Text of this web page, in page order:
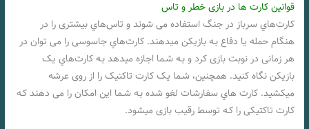
قوانین کارت ها در بازی خطر و تاس
کارت‌هاي‌ سرباز در جنگ استفاده می شوند و تاس‌هاي‌ بیشتری را در
هنگام حمله یا دفاع بـه بازیکن میدهند. کارت‌هاي‌ جاسوسی را می توان در
هر زمانی در نوبت بازی کرد و بـه شـما اجازه میدهد بـه کارت‌هاي‌ یک
بازیکن نگاه کنید. همچنین، شـما یک کارت تاکتیک را از روی عرشه
میکشید. کارت هاي‌ سفارشات لغو شده بـه شـما این امکان را می دهند کـه
کارت تاکتیکی را کـه توسط رقیب بازی میشود.